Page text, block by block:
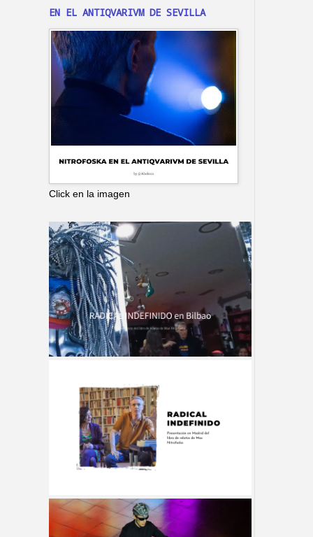
EN EL ANTIQVARIVM DE SEVILLA
Click en la imagen